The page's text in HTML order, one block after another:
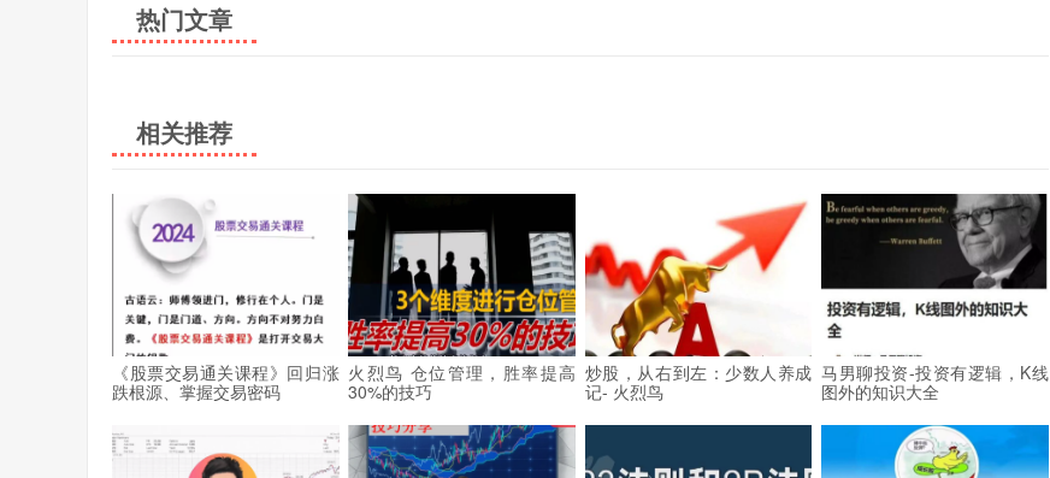
热门文章
相关推荐
《股票交易通关课程》回归涨
跌根源、掌握交易密码
火烈鸟 仓位管理，胜率提高
30%的技巧
炒股，从右到左：少数人养成
记- 火烈鸟
马男聊投资-投资有逻辑，K线
图外的知识大全